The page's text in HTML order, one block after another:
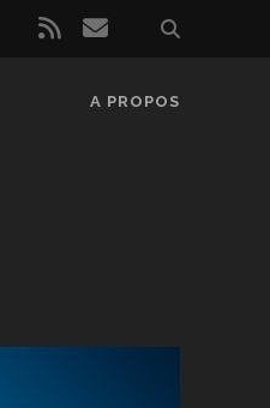
rss email
A PROPOS